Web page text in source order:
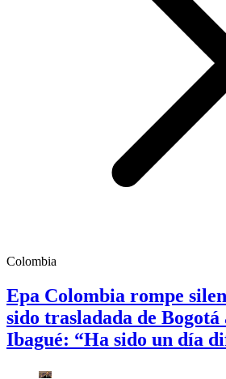
Colombia
Epa Colombia rompe
sido trasladada de Bogotá
Ibagué: “Ha sido un día